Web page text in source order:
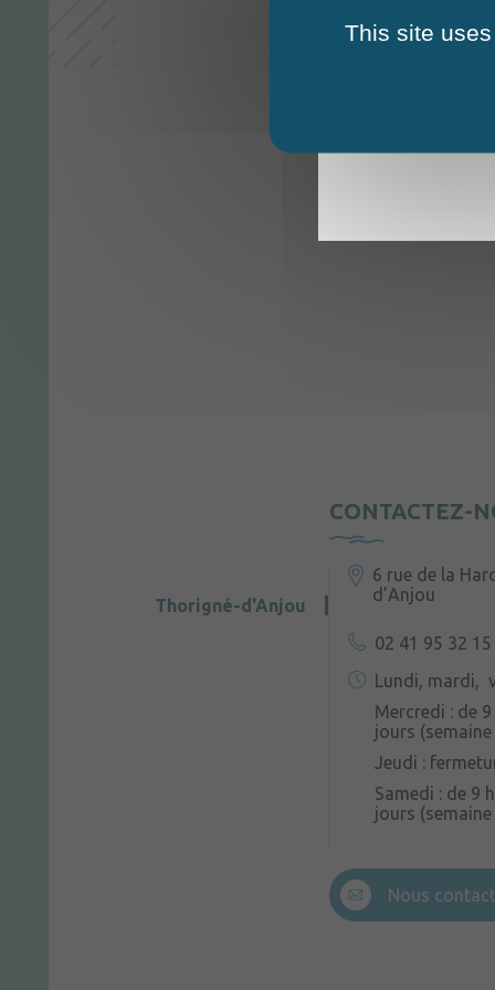
CONTACTEZ-
Thorigné-d'Anjou
6 rue de la
d’Anjou
02 41 95 32 15
Lundi, mardi,
Mercredi : de
jours
Jeudi :
Samedi : de 9
jours
Nous
This site